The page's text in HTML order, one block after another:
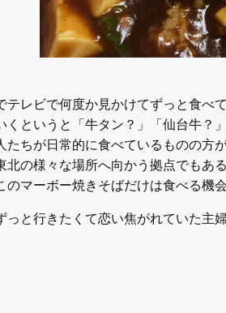
テレビで何度か見かけてずっと食べ
くというと「牛タン？」「仙台牛？
たちが日常的に食べているものの方
北の様々な場所へ向かう拠点でもあ
のマーボー焼きそばだけは食べる機
っと行きたくて恋い焦がれていた主